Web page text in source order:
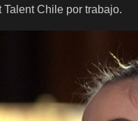
Chile por trabajo.